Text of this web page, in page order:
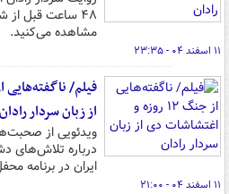
۴۸ ساعت قبل از
مشاهده می‌کنید.
۱۱ اسفند ۰۴ - ۲۳:۳۵
از زبان سردار رادان
ویدئویی از
درباره تلاش‌های
ایران در برنامه
۱۱ اسفند ۰۴ - ۲۱:۰۰